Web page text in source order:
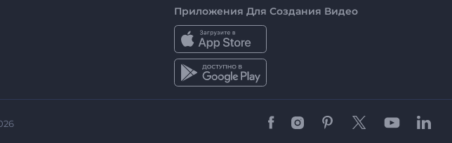
Приложения Для Создания Видео